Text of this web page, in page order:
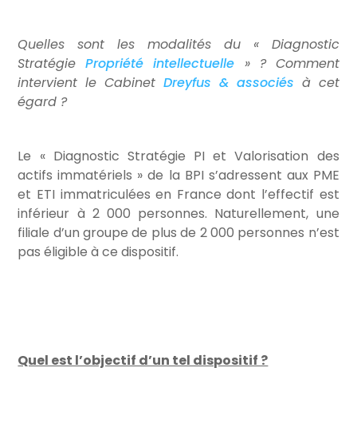
Quelles sont les modalités du « Diagnostic
StratégiePropriété intellectuelle » ? Comment
intervient le CabinetDreyfus & associés à cet
égard ?
Le « Diagnostic Stratégie PI et Valorisation des
actifs immatériels » de la BPI s’adressent aux PME
et ETI immatriculées en France dont l’effectif est
inférieur à 2 000 personnes. Naturellement, une
filiale d’un groupe de plus de 2 000 personnes n’est
pas éligible à ce dispositif.
Quel est l’objectif d’un tel dispositif ?